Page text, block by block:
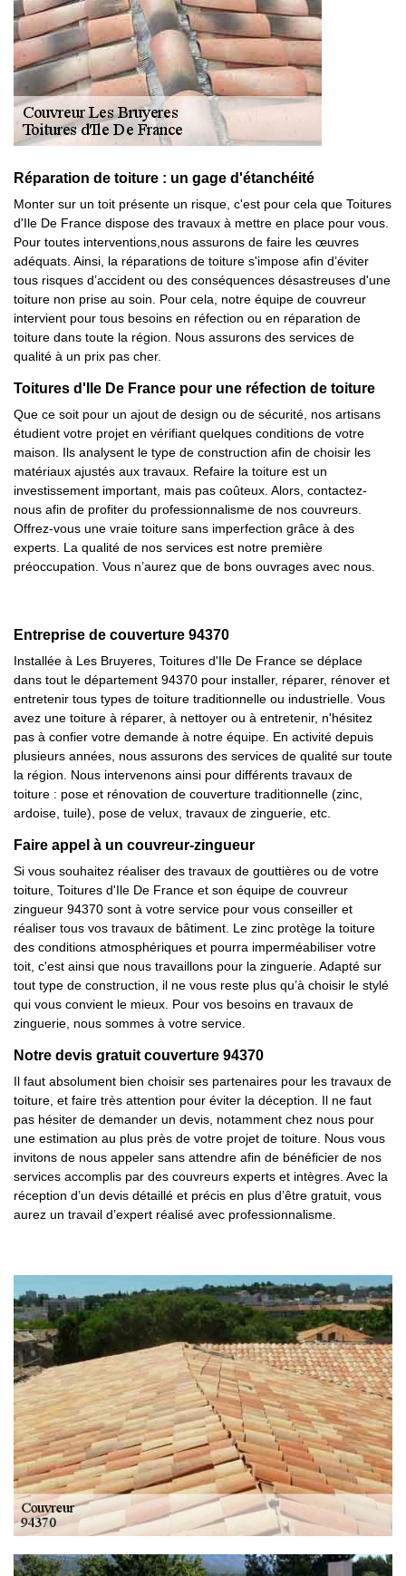
Réparation de toiture : un gage d'étanchéité
Monter sur un toit présente un risque, c'est pour cela que Toitures
d'Ile De France dispose des travaux à mettre en place pour vous.
Pour toutes interventions,nous assurons de faire les œuvres
adéquats. Ainsi, la réparations de toiture s'impose afin d’éviter
tous risques d’accident ou des conséquences désastreuses d'une
toiture non prise au soin. Pour cela, notre équipe de couvreur
intervient pour tous besoins en réfection ou en réparation de
toiture dans toute la région. Nous assurons des services de
qualité à un prix pas cher.
Toitures d'Ile De France pour une réfection de toiture
Que ce soit pour un ajout de design ou de sécurité, nos artisans
étudient votre projet en vérifiant quelques conditions de votre
maison. Ils analysent le type de construction afin de choisir les
matériaux ajustés aux travaux. Refaire la toiture est un
investissement important, mais pas coûteux. Alors, contactez-
nous afin de profiter du professionnalisme de nos couvreurs.
Offrez-vous une vraie toiture sans imperfection grâce à des
experts. La qualité de nos services est notre première
préoccupation. Vous n’aurez que de bons ouvrages avec nous.
Entreprise de couverture 94370
Installée à Les Bruyeres, Toitures d'Ile De France se déplace
dans tout le département 94370 pour installer, réparer, rénover et
entretenir tous types de toiture traditionnelle ou industrielle. Vous
avez une toiture à réparer, à nettoyer ou à entretenir, n'hésitez
pas à confier votre demande à notre équipe. En activité depuis
plusieurs années, nous assurons des services de qualité sur toute
la région. Nous intervenons ainsi pour différents travaux de
toiture : pose et rénovation de couverture traditionnelle (zinc,
ardoise, tuile), pose de velux, travaux de zinguerie, etc.
Faire appel à un couvreur-zingueur
Si vous souhaitez réaliser des travaux de gouttières ou de votre
toiture, Toitures d'Ile De France et son équipe de couvreur
zingueur 94370 sont à votre service pour vous conseiller et
réaliser tous vos travaux de bâtiment. Le zinc protège la toiture
des conditions atmosphériques et pourra imperméabiliser votre
toit, c'est ainsi que nous travaillons pour la zinguerie. Adapté sur
tout type de construction, il ne vous reste plus qu’à choisir le stylé
qui vous convient le mieux. Pour vos besoins en travaux de
zinguerie, nous sommes à votre service.
Notre devis gratuit couverture 94370
Il faut absolument bien choisir ses partenaires pour les travaux de
toiture, et faire très attention pour éviter la déception. Il ne faut
pas hésiter de demander un devis, notamment chez nous pour
une estimation au plus près de votre projet de toiture. Nous vous
invitons de nous appeler sans attendre afin de bénéficier de nos
services accomplis par des couvreurs experts et intègres. Avec la
réception d’un devis détaillé et précis en plus d’être gratuit, vous
aurez un travail d’expert réalisé avec professionnalisme.